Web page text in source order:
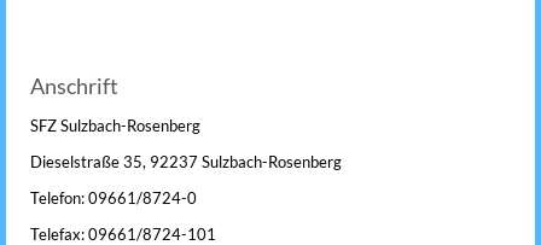
Anschrift
SFZ Sulzbach-Rosenberg
Dieselstraße 35, 92237 Sulzbach-Rosenberg
Telefon: 09661/8724-0
Telefax: 09661/8724-101